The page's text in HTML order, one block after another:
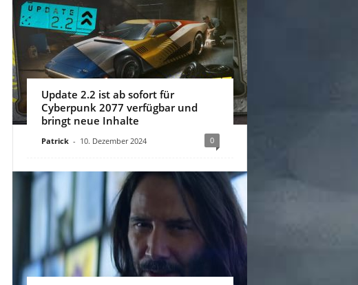
Update 2.2 ist ab sofort für
Cyberpunk 2077 verfügbar und
bringt neue Inhalte
Patrick - 10. Dezember 2024 0